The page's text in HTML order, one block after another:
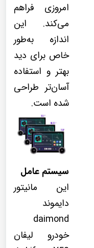
امروزی فراهم
می‌کند. این
اندازه به‌طور
خاص برای دید
بهتر و استفاده
آسان‌تر طراحی
شده است.
سیستم عامل
این مانیتور
دایموند
daimond
خودرو لیفان